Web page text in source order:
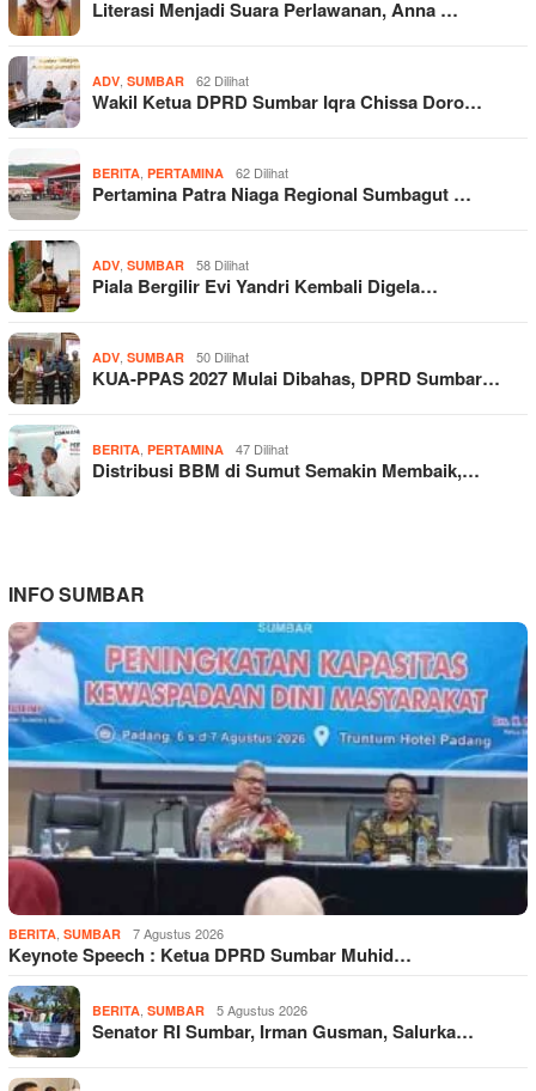
Literasi Menjadi Suara Perlawanan, Anna …
ADV SUMBAR 62 Dilihat
Wakil Ketua DPRD Sumbar Iqra Chissa Doro…
BERITA PERTAMINA 62 Dilihat
Pertamina Patra Niaga Regional Sumbagut …
ADV SUMBAR 58 Dilihat
Piala Bergilir Evi Yandri Kembali Digela…
ADV SUMBAR 50 Dilihat
KUA-PPAS 2027 Mulai Dibahas, DPRD Sumbar…
BERITA PERTAMINA 47 Dilihat
Distribusi BBM di Sumut Semakin Membaik,…
INFO SUMBAR
BERITA, SUMBAR 7 Agustus 2026
Keynote Speech : Ketua DPRD Sumbar Muhid…
BERITA, SUMBAR 5 Agustus 2026
Senator RI Sumbar, Irman Gusman, Salurka…